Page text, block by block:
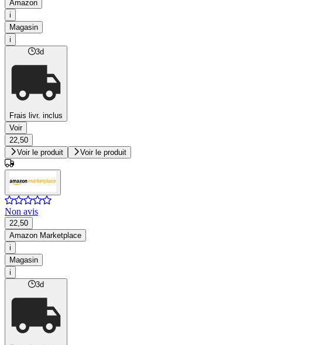
Amazon
i
Magasin
i
3d
Frais livr. inclus
Voir
22,50
Voir le produit
Voir le produit
Non avis
22,50
Amazon Marketplace
i
Magasin
i
3d